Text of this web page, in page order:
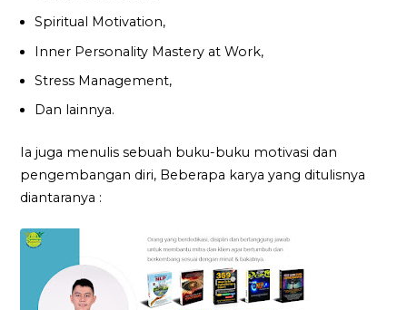
Spiritual Motivation,
Inner Personality Mastery at Work,
Stress Management,
Dan lainnya.
Ia juga menulis sebuah buku-buku motivasi dan
pengembangan diri, Beberapa karya yang ditulisnya
diantaranya :